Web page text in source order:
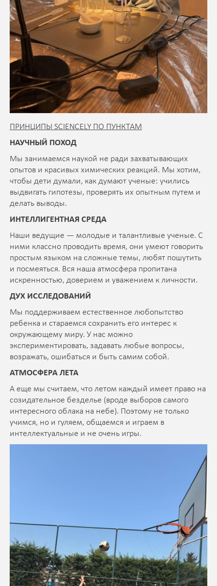
ПРИНЦИПЫ SCIENCELY ПО ПУНКТАМ
НАУЧНЫЙ ПОХОД
Мы занимаемся наукой не ради захватывающих
опытов и красивых химических реакций. Мы хотим,
чтобы дети думали, как думают ученые: учились
выдвигать гипотезы, проверять их опытным путем и
делать выводы.
ИНТЕЛЛИГЕНТНАЯ СРЕДА
Наши ведущие — молодые и талантливые ученые. С
ними классно проводить время, они умеют говорить
простым языком на сложные темы, любят пошутить
и посмеяться. Вся наша атмосфера пропитана
искренностью, доверием и уважением к личности.
ДУХ ИССЛЕДОВАНИЙ
Мы поддерживаем естественное любопытство
ребенка и стараемся сохранить его интерес к
окружающему миру. У нас можно
экспериментировать, задавать любые вопросы,
возражать, ошибаться и быть самим собой.
АТМОСФЕРА ЛЕТА
А еще мы считаем, что летом каждый имеет право на
созидательное безделье (вроде выборов самого
интересного облака на небе). Поэтому не только
учимся, но и гуляем, общаемся и играем в
интеллектуальные и не очень игры.